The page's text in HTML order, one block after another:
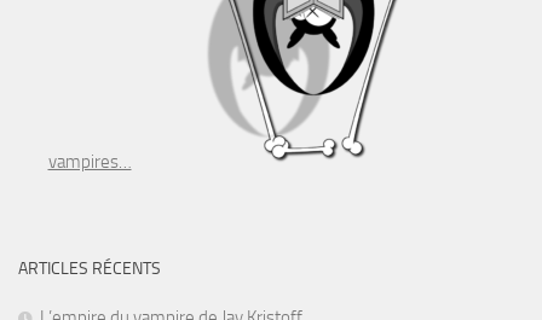
vampires…
ARTICLES RÉCENTS